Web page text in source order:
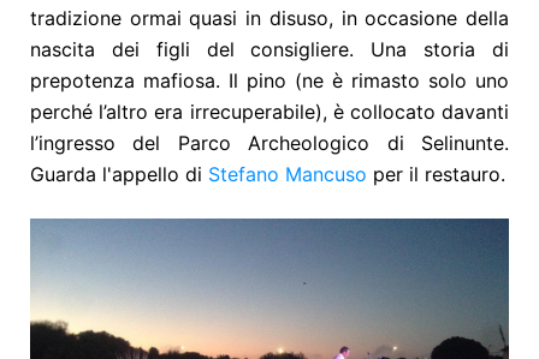
tradizione ormai quasi in disuso, in occasione della
nascita dei figli del consigliere. Una storia di
prepotenza mafiosa. Il pino (ne è rimasto solo uno
perché l’altro era irrecuperabile), è collocato davanti
l’ingresso del Parco Archeologico di Selinunte.
Guarda l'appello di Stefano Mancuso per il restauro.